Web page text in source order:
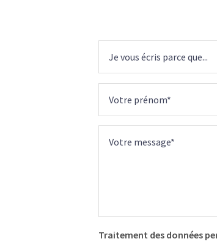
Traitement des données